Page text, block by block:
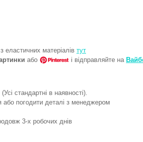
еластичних матеріалів тут
або і відправляйте на
стандартні в наявності).
погодити деталі з менеджером
3-х робочих днів